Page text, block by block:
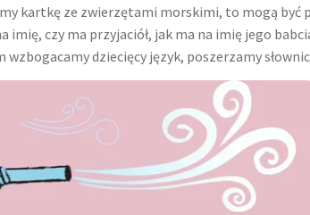
kartkę ze zwierzętami morskimi, to mogą
imię, czy ma przyjaciół, jak ma na imię jego
wzbogacamy dziecięcy język, poszerzamy